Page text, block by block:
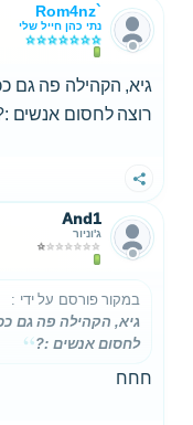
Rom4nz`
נתי כהן חייל שלי
גיא, הקהילה פה גם
רוצה לחסום אנשים
שתף
And1
ג'וניור
במקור פורסם על ידי :
גיא, הקהילה פה גם
לחסום אנשים :?
חחח